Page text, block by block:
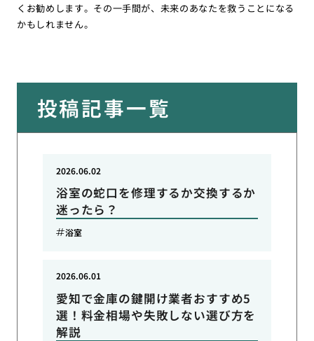
くお勧めします。その一手間が、未来のあなたを救うことになる
かもしれません。
投稿記事一覧
浴室の蛇口を修理するか交換するか
迷ったら？
2026.06.02
浴室
愛知で金庫の鍵開け業者おすすめ5
選！料金相場や失敗しない選び方を
解説
2026.06.01